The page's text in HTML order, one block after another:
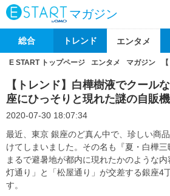
マガジン
総合 トレンド エンタメ
E START トップページ エンタメ マガジン
【トレンド】白樺樹液でクール
座にひっそりと現れた謎の自販
2020-07-30 18:07:34
最近、東京 銀座のど真ん中で、珍しい商
けてしまいました。その名も『夏・白樺三
まるで避暑地が都内に現れたかのような
灯通り」と「松屋通り」が交差する銀座4
す。